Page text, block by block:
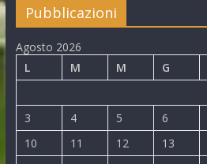
Pubblicazioni
Agosto 2026
L
M M G
3
4 5 6
10
11 12 13